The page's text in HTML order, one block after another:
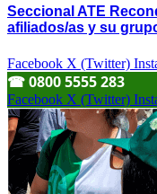
Seccional ATE
afiliados/as y su
Facebook X (Twitter)
☎︎ 0800 5555 283
Facebook X (Twitter)